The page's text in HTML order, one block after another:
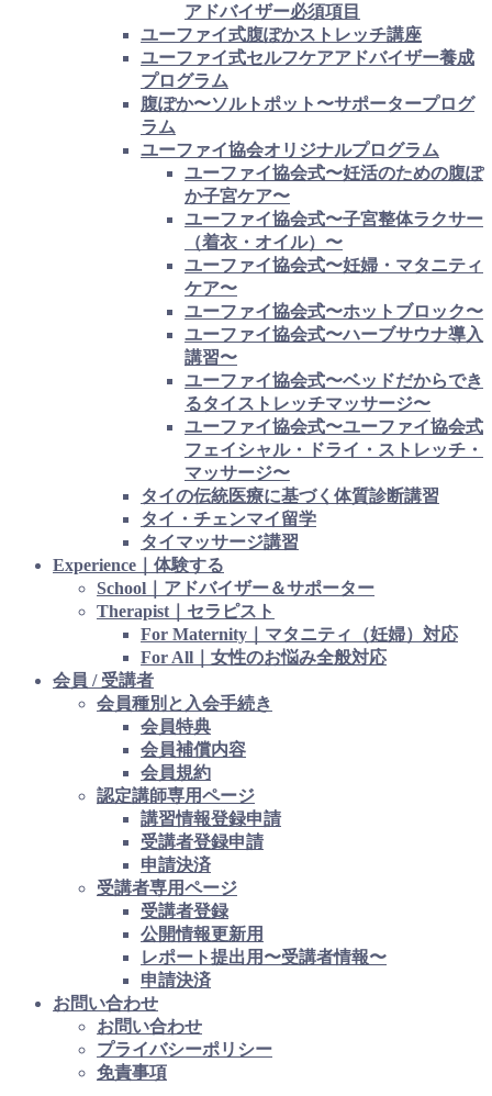
アドバイザー必須項目
ユーファイ式腹ぽかストレッチ講座
ユーファイ式セルフケアアドバイザー養成
プログラム
腹ぽか〜ソルトポット〜サポータープログ
ラム
ユーファイ協会オリジナルプログラム
ユーファイ協会式〜妊活のための腹ぽ
か子宮ケア〜
ユーファイ協会式〜子宮整体ラクサー
（着衣・オイル）〜
ユーファイ協会式〜妊婦・マタニティ
ケア〜
ユーファイ協会式〜ホットブロック〜
ユーファイ協会式〜ハーブサウナ導入
講習〜
ユーファイ協会式〜ベッドだからでき
るタイストレッチマッサージ〜
ユーファイ協会式〜ユーファイ協会式
フェイシャル・ドライ・ストレッチ・
マッサージ〜
タイの伝統医療に基づく体質診断講習
タイ・チェンマイ留学
タイマッサージ講習
Experience｜体験する
School｜アドバイザー＆サポーター
Therapist｜セラピスト
For Maternity｜マタニティ（妊婦）対応
For All｜女性のお悩み全般対応
会員 / 受講者
会員種別と入会手続き
会員特典
会員補償内容
会員規約
認定講師専用ページ
講習情報登録申請
受講者登録申請
申請決済
受講者専用ページ
受講者登録
公開情報更新用
レポート提出用〜受講者情報〜
申請決済
お問い合わせ
お問い合わせ
プライバシーポリシー
免責事項